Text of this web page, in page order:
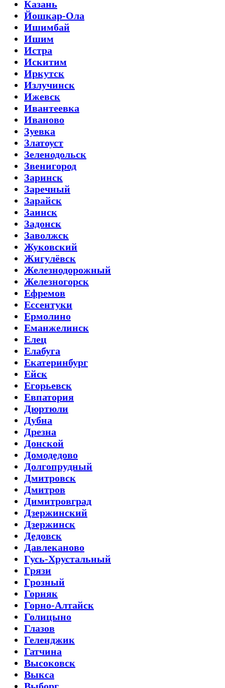
Казань
Йошкар-Ола
Ишимбай
Ишим
Истра
Искитим
Иркутск
Излучинск
Ижевск
Ивантеевка
Иваново
Зуевка
Златоуст
Зеленодольск
Звенигород
Заринск
Заречный
Зарайск
Заинск
Задонск
Заволжск
Жуковский
Жигулёвск
Железнодорожный
Железногорск
Ефремов
Ессентуки
Ермолино
Еманжелинск
Елец
Елабуга
Екатеринбург
Ейск
Егорьевск
Евпатория
Дюртюли
Дубна
Дрезна
Донской
Домодедово
Долгопрудный
Дмитровск
Дмитров
Димитровград
Дзержинский
Дзержинск
Дедовск
Давлеканово
Гусь-Хрустальный
Грязи
Грозный
Горняк
Горно-Алтайск
Голицыно
Глазов
Геленджик
Гатчина
Высоковск
Выкса